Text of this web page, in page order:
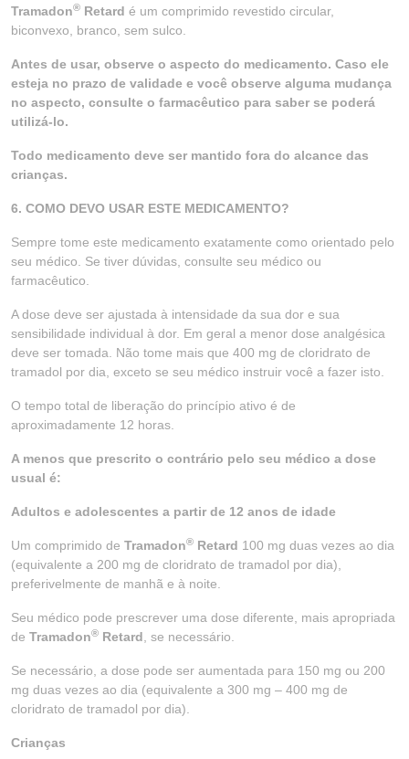
Tramadon® Retard é um comprimido revestido circular,
biconvexo, branco, sem sulco.
Antes de usar, observe o aspecto do medicamento. Caso ele
esteja no prazo de validade e você observe alguma mudança
no aspecto, consulte o farmacêutico para saber se poderá
utilizá-lo.
Todo medicamento deve ser mantido fora do alcance das
crianças.
6. COMO DEVO USAR ESTE MEDICAMENTO?
Sempre tome este medicamento exatamente como orientado pelo
seu médico. Se tiver dúvidas, consulte seu médico ou
farmacêutico.
A dose deve ser ajustada à intensidade da sua dor e sua
sensibilidade individual à dor. Em geral a menor dose analgésica
deve ser tomada. Não tome mais que 400 mg de cloridrato de
tramadol por dia, exceto se seu médico instruir você a fazer isto.
O tempo total de liberação do princípio ativo é de
aproximadamente 12 horas.
A menos que prescrito o contrário pelo seu médico a dose
usual é:
Adultos e adolescentes a partir de 12 anos de idade
Um comprimido de Tramadon® Retard 100 mg duas vezes ao dia
(equivalente a 200 mg de cloridrato de tramadol por dia),
preferivelmente de manhã e à noite.
Seu médico pode prescrever uma dose diferente, mais apropriada
de Tramadon® Retard , se necessário.
Se necessário, a dose pode ser aumentada para 150 mg ou 200
mg duas vezes ao dia (equivalente a 300 mg – 400 mg de
cloridrato de tramadol por dia).
Crianças